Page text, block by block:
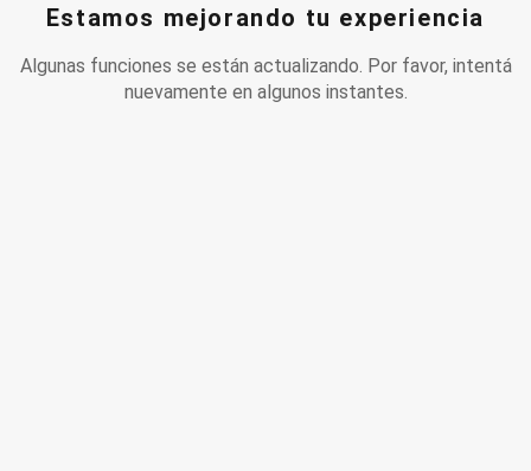
Estamos mejorando tu experiencia
Algunas funciones se están actualizando. Por favor, intentá
nuevamente en algunos instantes.